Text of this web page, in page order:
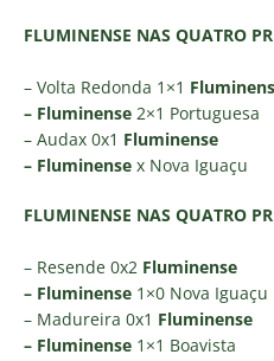
FLUMINENSE NAS QUATRO
– Volta Redonda 1×1
– Fluminense 2×1 Portuguesa
– Audax 0x1 Fluminense
– Fluminense x Nova Iguaçu
FLUMINENSE NAS QUATRO
– Resende 0x2 Fluminense
– Fluminense 1×0 Nova Iguaçu
– Madureira 0x1 Fluminense
– Fluminense 1×1 Boavista